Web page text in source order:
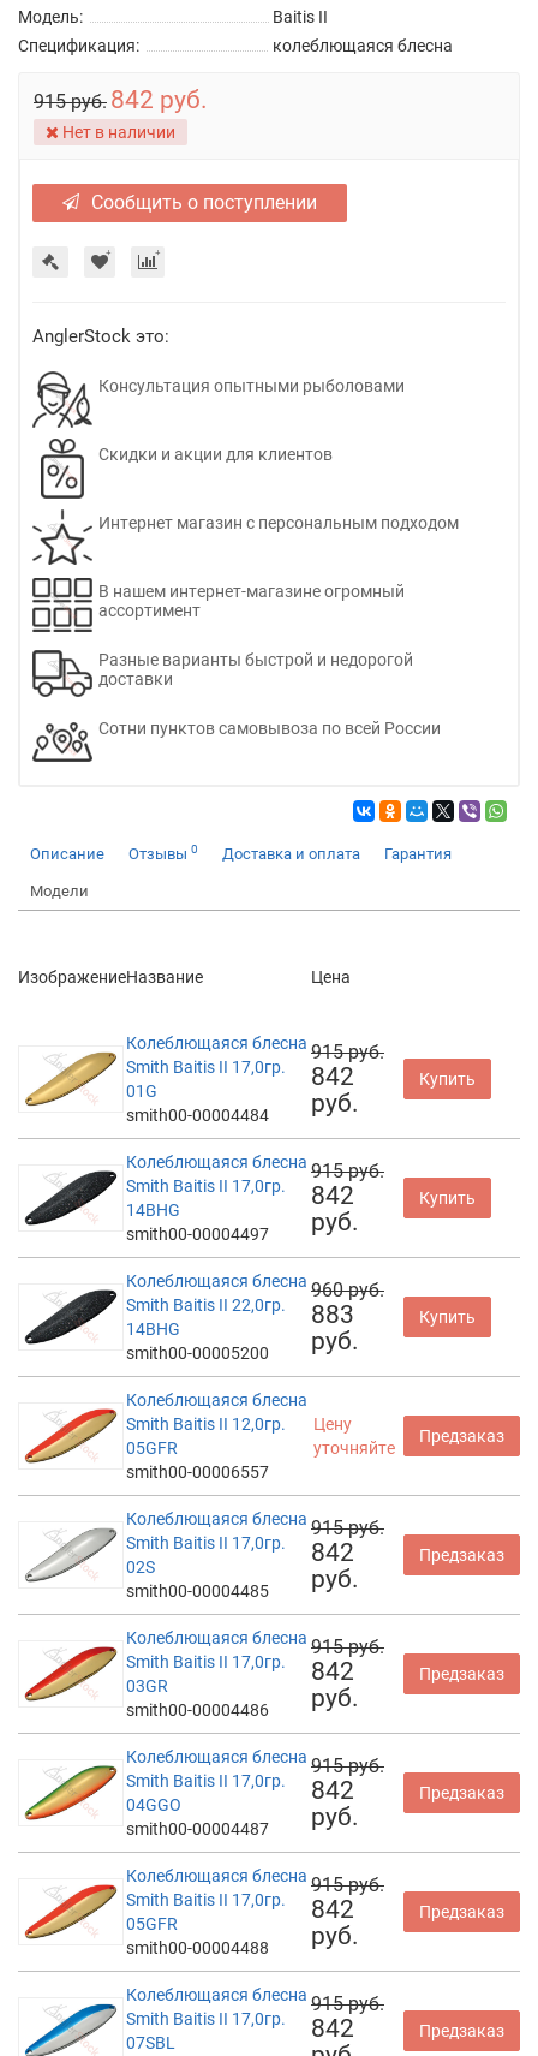
Модель:
Baitis II
Спецификация:
колеблющаяся блесна
915 руб. 842 руб.
Нет в наличии
Сообщить о поступлении
AnglerStock это:
Консультация опытными рыболовами
Скидки и акции для клиентов
Интернет магазин с персональным подходом
В нашем интернет-магазине огромный
ассортимент
Разные варианты быстрой и недорогой
доставки
Сотни пунктов самовывоза по всей России
Описание Отзывы 0 Доставка и оплата Гарантия
Модели
ИзображениеНазвание Цена
Колеблющаяся блесна
Smith Baitis II 17,0гр.
01G
smith00-00004484
915 руб.
842
руб.
Купить
Колеблющаяся блесна
Smith Baitis II 17,0гр.
14BHG
smith00-00004497
915 руб.
842
руб.
Купить
Колеблющаяся блесна
Smith Baitis II 22,0гр.
14BHG
smith00-00005200
960 руб.
883
руб.
Купить
Колеблющаяся блесна
Smith Baitis II 12,0гр.
05GFR
smith00-00006557
Цену
уточняйте
Предзаказ
Колеблющаяся блесна
Smith Baitis II 17,0гр.
02S
smith00-00004485
915 руб.
842
руб.
Предзаказ
Колеблющаяся блесна
Smith Baitis II 17,0гр.
03GR
smith00-00004486
915 руб.
842
руб.
Предзаказ
Колеблющаяся блесна
Smith Baitis II 17,0гр.
04GGO
smith00-00004487
915 руб.
842
руб.
Предзаказ
Колеблющаяся блесна
Smith Baitis II 17,0гр.
05GFR
smith00-00004488
915 руб.
842
руб.
Предзаказ
Колеблющаяся блесна
Smith Baitis II 17,0гр.
07SBL
915 руб.
842
Предзаказ